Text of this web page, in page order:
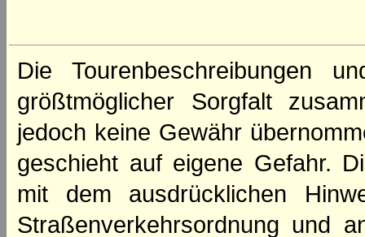
Die Tourenbeschreibungen
größtmöglicher Sorgfalt
jedoch keine Gewähr
geschieht auf eigene Gefahr.
mit dem ausdrücklichen
Straßenverkehrsordnung und